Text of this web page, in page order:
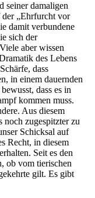
seiner damaligen
„Ehrfurcht vor
damit verbundene
sich der
aber wissen
des Lebens
dass
in einem dauernden
dass es in
kommen muss.
Aus diesem
zugespitzter zu
Schicksal auf
Recht, in diesem
Seit es den
ob vom tierischen
gilt. Es gibt